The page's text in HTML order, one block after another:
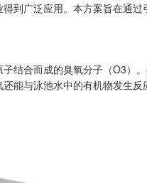
到广泛应用。本方案旨在通过
结合而成的臭氧分子（O3）
能与泳池水中的有机物发生反